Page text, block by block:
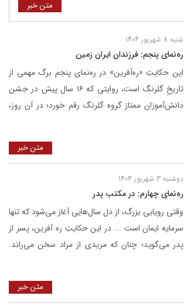
متن خبر
شنبه 8 شهریور 1404
ره‌نمای پنجم: فرزندان ایران زمین
این حکایتِ «ره‌آفرین» در ره‌نمای پنجم برگ مهمی از
تاریخِ گلرنگ است، روایتی که ۱۶ سال پیش در جشن
دانش‌آموزان ممتاز گروه گلرنگ رقم خورد؛ در آن روز،
متن خبر
دوشنبه 3 شهریور 1404
ره‌نمای چهارم: در مکتب پدر
وقتی رویایی بزرگ، از دل سال‌هایی آغاز می‌شود که تنها
سرمایه ایمان است ... در این حکایتِ ره آفرین، پسر از
پدر می‌گوید؛ چنان که مریدی از مراد سخن می‌راند.
متن خبر